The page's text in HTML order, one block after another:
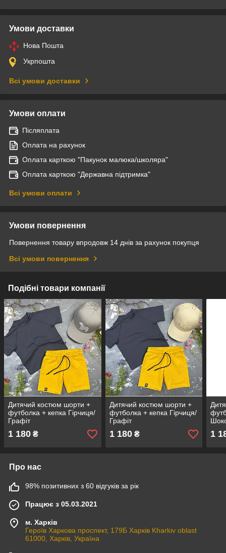
Умови доставки
Нова Пошта
Укрпошта
Всі умови доставки
Умови оплати
Післяплата
Оплата на рахунок
Оплата карткою "Пакунок малюка/школяра"
Оплата карткою "Державна підтримка"
Всі умови оплати
Умови повернення
Повернення товару впродовж 14 днів за рахунок покупця
Всі умови повернення
Подібні товари компанії
Дитячий костюм шорти +
футболка + кепка Гірчиця/
Графіт
1 180 ₴
Дитячий костюм шорти +
футболка + кепка Гірчиця/
Графіт
1 180₴ 1
Про нас
98% позитивних з 60 відгуків за рік
Працює з 05.03.2021
м. Харків
Героїв Харкова проспект, 179Б Харків Kharkiv oblast
61000, Харків, Україна